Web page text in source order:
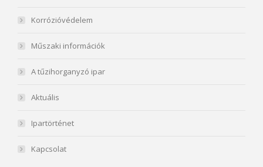
Korrózióvédelem
Műszaki információk
A tűzihorganyzó ipar
Aktuális
Ipartörténet
Kapcsolat